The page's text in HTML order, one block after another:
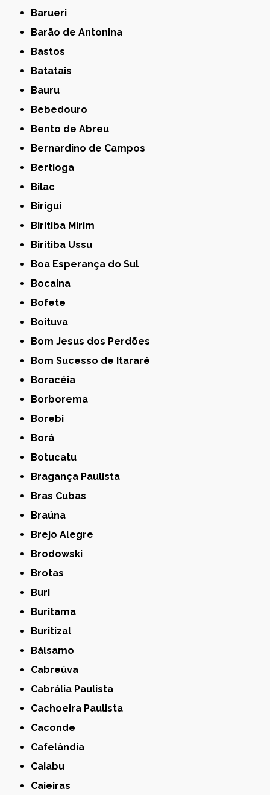
Barueri
Barão de Antonina
Bastos
Batatais
Bauru
Bebedouro
Bento de Abreu
Bernardino de Campos
Bertioga
Bilac
Birigui
Biritiba Mirim
Biritiba Ussu
Boa Esperança do Sul
Bocaina
Bofete
Boituva
Bom Jesus dos Perdões
Bom Sucesso de Itararé
Boracéia
Borborema
Borebi
Borá
Botucatu
Bragança Paulista
Bras Cubas
Braúna
Brejo Alegre
Brodowski
Brotas
Buri
Buritama
Buritizal
Bálsamo
Cabreúva
Cabrália Paulista
Cachoeira Paulista
Caconde
Cafelândia
Caiabu
Caieiras